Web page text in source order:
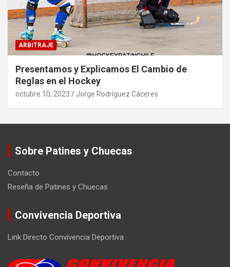
ARBITRAJE
Presentamos y Explicamos El Cambio de
Reglas en el Hockey
octubre 10, 2023 Jorge Rodríguez Cáceres
Sobre Patines y Chuecas
Contacto
Reseña de Patines y Chuecas
Convivencia Deportiva
Link Directo Convivencia Deportiva